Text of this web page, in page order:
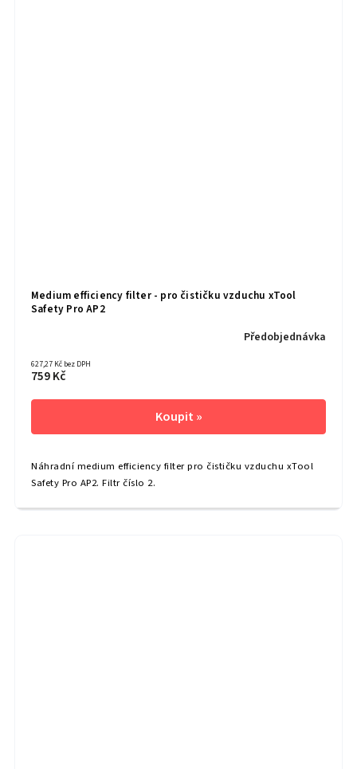
Medium efficiency filter - pro čističku vzduchu xTool
Safety Pro AP2
Předobjednávka
627,27 Kč bez DPH
759 Kč
Náhradní medium efficiency filter pro čističku vzduchu xTool
Safety Pro AP2. Filtr číslo 2.